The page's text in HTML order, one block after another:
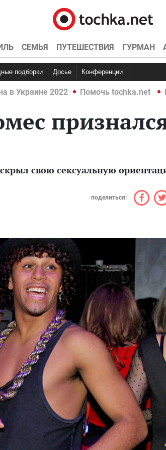
СЕМЬЯ ПУТЕШЕСТВИЯ ГУРМАН
подборки Досье Конференции
в Украине 2022 Помочь tochka.net
свою сексуальную
поделиться: